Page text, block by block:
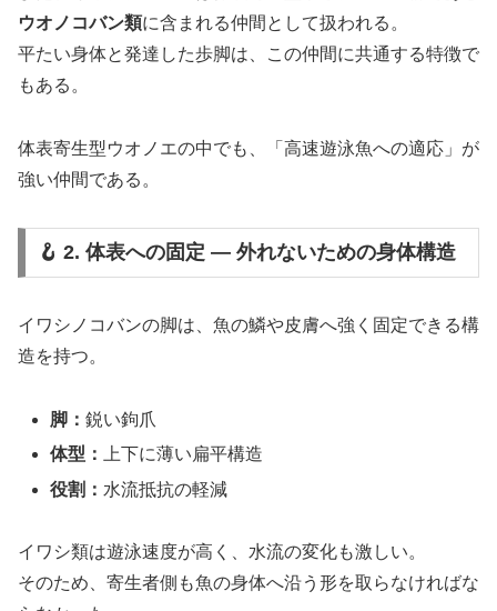
ウオノコバン類に含まれる仲間として扱われる。
平たい身体と発達した歩脚は、この仲間に共通する特徴で
もある。
体表寄生型ウオノエの中でも、「高速遊泳魚への適応」が
強い仲間である。
🪝 2. 体表への固定 ― 外れないための身体構造
イワシノコバンの脚は、魚の鱗や皮膚へ強く固定できる構
造を持つ。
脚：鋭い鉤爪
体型：
上下に薄い扁平構造
役割： 水流抵抗の軽減
イワシ類は遊泳速度が高く、水流の変化も激しい。
そのため、寄生者側も魚の身体へ沿う形を取らなければな